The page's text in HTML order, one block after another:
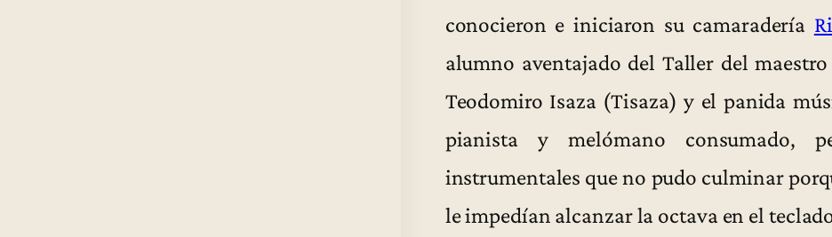
conocieron e iniciaron su camaradería
alumno aventajado del Taller del
Teodomiro Isaza (Tisaza) y el panida
pianista y melómano consumado,
instrumentales que no pudo culminar
le impedían alcanzar la octava en el